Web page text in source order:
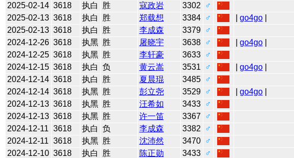
2025-02-14 3618 执白 胜 寇政岩 3302
♂
2025-02-13 3618 执白 胜 郑载想 3384 ♂ go4go|
2025-02-13 3618 执白 胜 李成森 3379
♂
2024-12-26 3618 执黑 胜 屠晓宇 3638 ♂ go4go|
2024-12-25 3618 执黑 胜 李轩豪 3633
♂
2024-12-15 3618 执白 负 黄云嵩 3531 ♂ go4go|
2024-12-14 3618 执白 胜 夏晨琨 3485
♂
2024-12-14 3618 执黑 胜 彭立尧 3529 ♂ go4go|
2024-12-13 3618 执黑 胜 汪希如 3433
♂
2024-12-13 3618 执黑 胜 许一笛 3367
♂
2024-12-11 3618 执白 负 李成森 3382
♂
2024-12-11 3618 执黑 胜 沈沛然 3470
♂
2024-12-10 3618 执白 胜 陈正勋 3433
♂